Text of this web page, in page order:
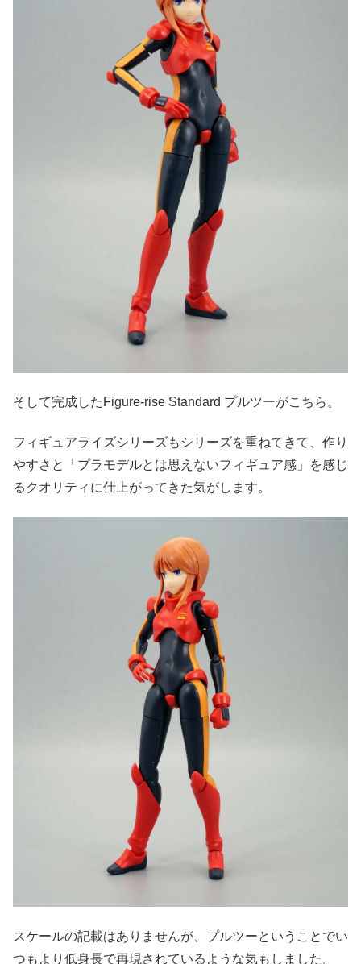
そして完成したFigure-rise Standard プルツーがこちら。
フィギュアライズシリーズもシリーズを重ねてきて、作り
やすさと「プラモデルとは思えないフィギュア感」を感じ
るクオリティに仕上がってきた気がします。
スケールの記載はありませんが、プルツーということでい
つもより低身長で再現されているような気もしました。